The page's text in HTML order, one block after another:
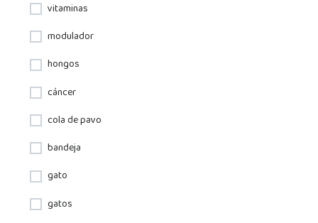
vitaminas
modulador
hongos
cáncer
cola de pavo
bandeja
gato
gatos